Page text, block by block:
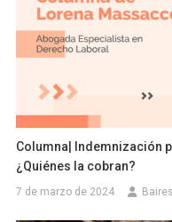
Columna| Indemnización
¿Quiénes la cobran?
7 de marzo de 2024